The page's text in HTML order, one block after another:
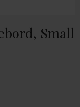
Small